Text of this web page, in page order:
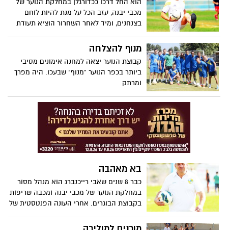
הוא החל דרכו ככדורגלן במחלקת הנוער של
מכבי יבנה, עזב הכל על מנת להיות לוחם
בצנחנים, ומיד לאחר השחרור הוציא תעודת
ובשנתיים האחרונות הוא האיש שאחראי על
הכושר של קבוצת הנוער ומהעונה גם של
אליצור בכדורסל והוא בסך הכל בן 26. אמיר
קרן- ראיון הכרות
מנוף להצלחה
קבוצת הנוער יצאה למחנה אימונים מסיבי
ביותר בכפר הנוער "מנוף" שבעכו. היה מפרך
ומרתק
בא מאהבה
כבר 8 שנים שאבי רייכנברג הוא מנהל מסור
במחלקת הנוער של מכבי יבנה ומכבה שריפות
בקבוצת הבוגרים. אחרי העונה הפנטסטית של
הקלעים יקבלו את הכבוד שמגיע להם